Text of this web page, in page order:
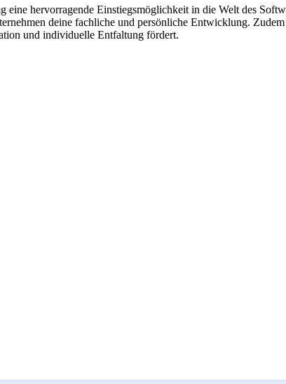
hervorragende Einstiegsmöglichkeit in die Welt des
deine fachliche und persönliche Entwicklung.
und individuelle Entfaltung fördert.